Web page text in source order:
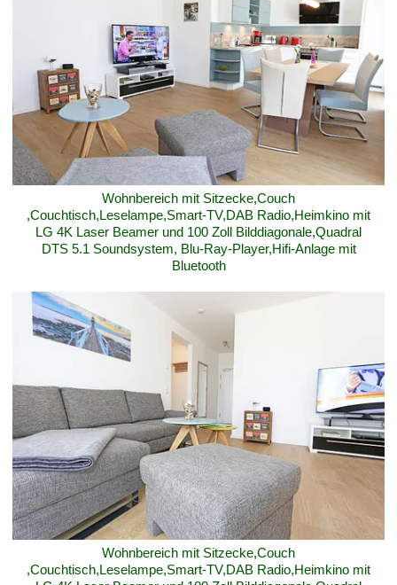
Wohnbereich mit Sitzecke,Couch
,Couchtisch,Leselampe,Smart-TV,DAB Radio,Heimkino mit
LG 4K Laser Beamer und 100 Zoll Bilddiagonale,Quadral
DTS 5.1 Soundsystem, Blu-Ray-Player,Hifi-Anlage mit
Bluetooth
Wohnbereich mit Sitzecke,Couch
,Couchtisch,Leselampe,Smart-TV,DAB Radio,Heimkino mit